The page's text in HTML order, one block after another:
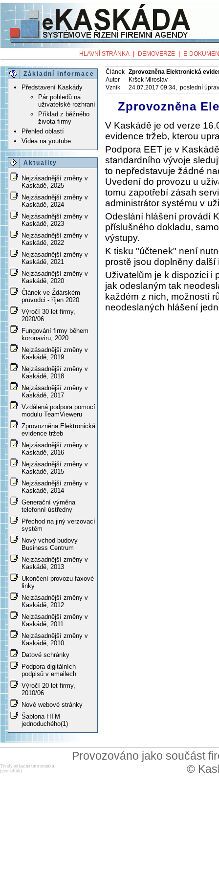
HLAVNÍ STRÁNKA DEMOVERZE E-
Základní informace
Představení Kaskády
Pár pohledů na
uživatelské rozhraní
Příklad z běžného
života firmy
Přehled oblastí
Videa na youtube
Aktuality
Nejzásadnější změny v
Kaskádě, 2025
Nejzásadnější změny v
Kaskádě, 2024
Nejzásadnější změny v
Kaskádě, 2023
Nejzásadnější změny v
Kaskádě, 2022
Nejzásadnější změny v
Kaskádě, 2021
Nejzásadnější změny v
Kaskádě, 2020
Článek ve Ždárském
průvodci - říjen 2020
Výročí 30 let firmy,
2020/06
Fungování firmy během
koronaviru, 2020
Nejzásadnější změny v
Kaskádě, 2019
Nejzásadnější změny v
Kaskádě, 2018
Nejzásadnější změny v
Kaskádě, 2017
Vzdálená podpora pomocí
modulu TeamVieweru
Zprovozněna Elektronická
evidence tržeb
Nejzásadnější změny v
Kaskádě, 2016
Nejzásadnější změny v
Kaskádě, 2015
Nejzásadnější změny v
Kaskádě, 2014
Generační výměna
telefonní ústředny
Přechod na jiný verzovací
systém
Nový vchod budovy
Business Centrum
Nejzásadnější změny v
Kaskádě, 2013
Ukončení provozu faxové
linky
Nejzásadnější změny v
Kaskádě, 2012
Nejzásadnější změny v
Kaskádě, 2011
Nejzásadnější změny v
Kaskádě, 2010
Datové schránky
Podpora digitálních
podpisů v emailech
Výročí 20 let firmy,
2010/06
Nové webové stránky
Šablona HTM
jednoduchého(1)
Článek Zprovozněna Elektronická
Autor
Kršek Miroslav
Vznik
24.07.2017 09:34, poslední
Zprovozněna
V Kaskádě je od verze
evidence tržeb, kterou
Podpora EET je v
standardního vývoje
to nepředstavuje žádné
Uvedení do provozu u
tomu zapotřebí zásah
administrátor systému v
Odeslání hlášení provádí
příslušného dokladu,
výstupy.
K tisku "účtenek" není
prostě jsou doplněny
Uživatelům je k dispozici i
jak odeslaným tak
každém z nich, možností
neodeslaných hlášení
Provozováno jako součást
©
Trvalý odkaz na tuto stránku
(permalink)